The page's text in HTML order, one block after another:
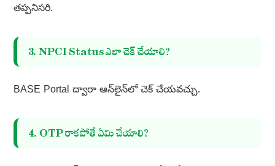
తప్పనిసరి.
3. NPCI Status ఎలా చెక్ చేయాలి?
BASE Portal ద్వారా ఆన్‌లైన్‌లో చెక్ చేయవచ్చు.
4. OTP రాకపోతే ఏమి చేయాలి?